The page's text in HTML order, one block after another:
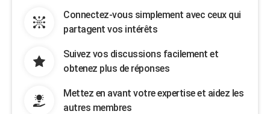
Connectez-vous simplement avec ceux qui
partagent vos intérêts
Suivez vos discussions facilement et
obtenez plus de réponses
Mettez en avant votre expertise et aidez les
autres membres